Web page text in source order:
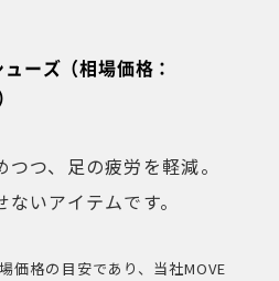
ーズ（相場価格：
つ、足の疲労を軽減。
いアイテムです。
価格の目安であり、当社MOVE